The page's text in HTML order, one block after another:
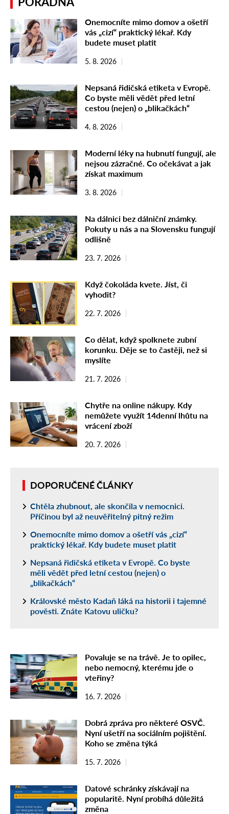
Onemocníte mimo domov a ošetří
vás „cizí“ praktický lékař. Kdy
budete muset platit
5. 8. 2026
Nepsaná řidičská etiketa v Evropě.
Co byste měli vědět před letní
cestou (nejen) o „blikačkách“
4. 8. 2026
Moderní léky na hubnutí fungují, ale
nejsou zázračné. Co očekávat a jak
získat maximum
3. 8. 2026
Na dálnici bez dálniční známky.
Pokuty u nás a na Slovensku fungují
odlišně
23. 7. 2026
Když čokoláda kvete. Jíst, či
vyhodit?
22. 7. 2026
Co dělat, když spolknete zubní
korunku. Děje se to častěji, než si
myslíte
21. 7. 2026
Chytře na online nákupy. Kdy
nemůžete využít 14denní lhůtu na
vrácení zboží
20. 7. 2026
DOPORUČENÉ ČLÁNKY
Chtěla zhubnout, ale skončila v nemocnici.
Příčinou byl až neuvěřitelný pitný režim
Onemocníte mimo domov a ošetří vás „cizí“
praktický lékař. Kdy budete muset platit
Nepsaná řidičská etiketa v Evropě. Co byste
měli vědět před letní cestou (nejen) o
„blikačkách“
Královské město Kadaň láká na historii i tajemné
pověsti. Znáte Katovu uličku?
Povaluje se na trávě. Je to opilec,
nebo nemocný, kterému jde o
vteřiny?
16. 7. 2026
Dobrá zpráva pro některé OSVČ.
Nyní ušetří na sociálním pojištění.
Koho se změna týká
15. 7. 2026
Datové schránky získávají na
popularitě. Nyní probíhá důležitá
změna